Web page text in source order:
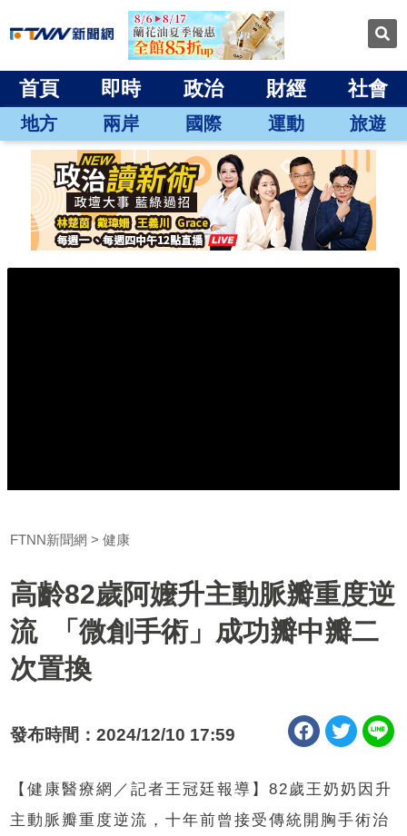
首頁 即時 政治 財經 社會
地方 兩岸 國際 運動 旅遊
FTNN新聞網 健康
高齡82歲阿嬤升主動脈瓣重度逆
流 「微創手術」成功瓣中瓣二
次置換
發布時間：2024/12/10 17:59
【健康醫療網／記者王冠廷報導】82歲王奶奶因升
主動脈瓣重度逆流，十年前曾接受傳統開胸手術治